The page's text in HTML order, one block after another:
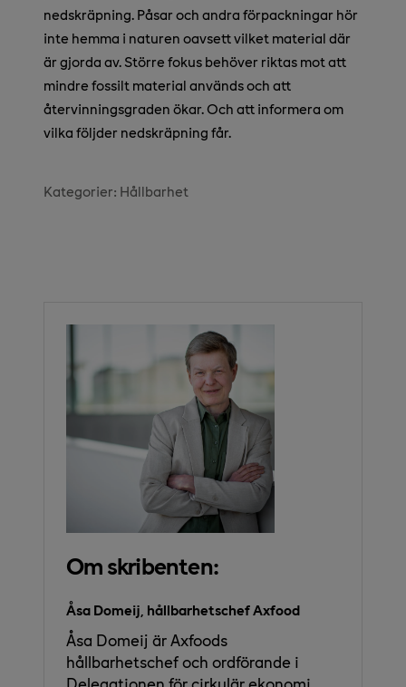
nedskräpning. Påsar och andra förpackningar hör
inte hemma i naturen oavsett vilket material där
är gjorda av. Större fokus behöver riktas mot att
mindre fossilt material används och att
återvinningsgraden ökar. Och att informera om
vilka följder nedskräpning får.
Kategorier: Hållbarhet
Om skribenten:
Åsa Domeij, hållbarhetschef Axfood
Åsa Domeij är Axfoods
hållbarhetschef och ordförande i
Delegationen för cirkulär ekonomi.